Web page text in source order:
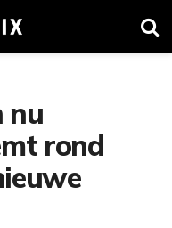
nu
rond